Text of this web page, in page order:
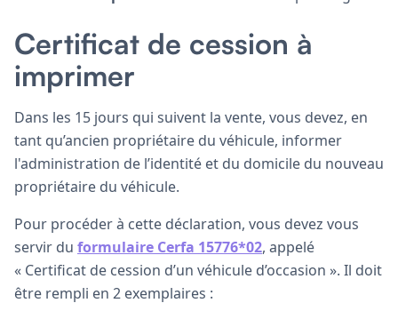
Certificat de cession à
imprimer
Dans les 15 jours qui suivent la vente, vous devez, en
tant qu’ancien propriétaire du véhicule, informer
l'administration de l’identité et du domicile du nouveau
propriétaire du véhicule.
Pour procéder à cette déclaration, vous devez vous
servir du formulaire Cerfa 15776*02, appelé
« Certificat de cession d’un véhicule d’occasion ». Il doit
être rempli en 2 exemplaires :